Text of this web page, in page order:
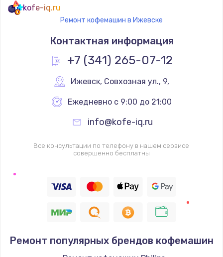
kofe-iq.ru
Ремонт кофемашин в Ижевске
Контактная информация
+7 (341) 265-07-12
Ижевск, Совхозная ул., 9,
Ежедневно с 9:00 до 21:00
info@kofe-iq.ru
Все консультации по телефону в нашем сервисе
совершенно бесплатны
Ремонт популярных брендов кофемашин